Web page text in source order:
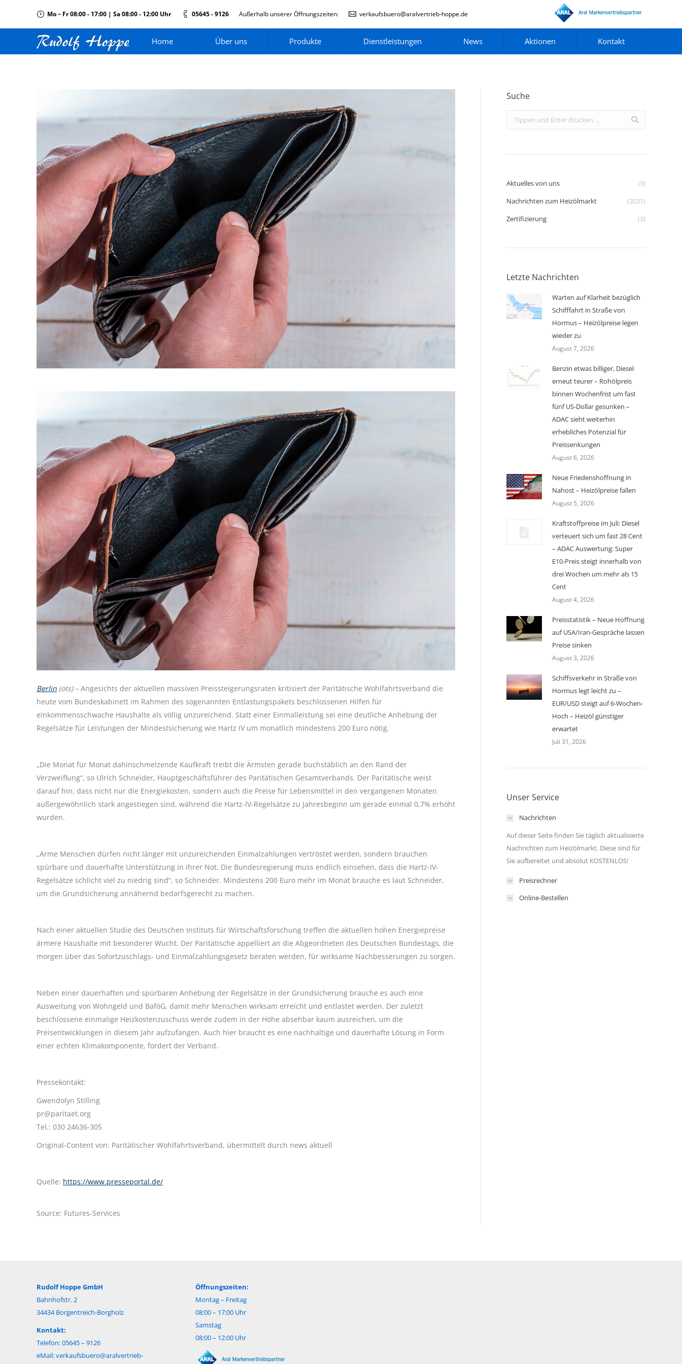
Mo – Fr 08:00 - 17:00 | Sa 08:00 - 12:00 Uhr 05645 - 9126 Außerhalb unserer Öffnungszeiten: verkaufsbuero@aralvertrieb-hoppe.de
Home Über uns Produkte Dienstleistungen News Aktionen Kontakt
Berlin (ots) –Angesichts der aktuellen massiven Preissteigerungsraten kritisiert der Paritätische Wohlfahrtsverband die
heute vom Bundeskabinett im Rahmen des sogenannten Entlastungspakets beschlossenen Hilfen für
einkommensschwache Haushalte als völlig unzureichend. Statt einer Einmalleistung sei eine deutliche Anhebung der
Regelsätze für Leistungen der Mindestsicherung wie Hartz IV um monatlich mindestens 200 Euro nötig.
„Die Monat für Monat dahinschmelzende Kaufkraft treibt die Ärmsten gerade buchstäblich an den Rand der
Verzweiflung“, so Ulrich Schneider, Hauptgeschäftsführer des Paritätischen Gesamtverbands. Der Paritätische weist
darauf hin, dass nicht nur die Energiekosten, sondern auch die Preise für Lebensmittel in den vergangenen Monaten
außergewöhnlich stark angestiegen sind, während die Hartz-IV-Regelsätze zu Jahresbeginn um gerade einmal 0,7% erhöht
wurden.
„Arme Menschen dürfen nicht länger mit unzureichenden Einmalzahlungen vertröstet werden, sondern brauchen
spürbare und dauerhafte Unterstützung in ihrer Not. Die Bundesregierung muss endlich einsehen, dass die Hartz-IV-
Regelsätze schlicht viel zu niedrig sind“, so Schneider. Mindestens 200 Euro mehr im Monat brauche es laut Schneider,
um die Grundsicherung annähernd bedarfsgerecht zu machen.
Nach einer aktuellen Studie des Deutschen Instituts für Wirtschaftsforschung treffen die aktuellen hohen Energiepreise
ärmere Haushalte mit besonderer Wucht. Der Paritätische appelliert an die Abgeordneten des Deutschen Bundestags, die
morgen über das Sofortzuschlags- und Einmalzahlungsgesetz beraten werden, für wirksame Nachbesserungen zu sorgen.
Neben einer dauerhaften und spürbaren Anhebung der Regelsätze in der Grundsicherung brauche es auch eine
Ausweitung von Wohngeld und BaföG, damit mehr Menschen wirksam erreicht und entlastet werden. Der zuletzt
beschlossene einmalige Heizkostenzuschuss werde zudem in der Höhe absehbar kaum ausreichen, um die
Preisentwicklungen in diesem Jahr aufzufangen. Auch hier braucht es eine nachhaltige und dauerhafte Lösung in Form
einer echten Klimakomponente, fordert der Verband.
Pressekontakt:
Gwendolyn Stilling
pr@paritaet.org
Tel.: 030 24636-305
Original-Content von: Paritätischer Wohlfahrtsverband, übermittelt durch news aktuell
Quelle: https://www.presseportal.de/
Source: Futures-Services
Suche
Search:
Aktuelles von uns
(3)
Nachrichten zum Heizölmarkt
(2031)
Zertifizierung
(3)
Letzte Nachrichten
Warten auf Klarheit bezüglich
Schifffahrt in Straße von
Hormus – Heizölpreise legen
wieder zu
August 7, 2026
Benzin etwas billiger, Diesel
erneut teurer – Rohölpreis
binnen Wochenfrist um fast
fünf US-Dollar gesunken –
ADAC sieht weiterhin
erhebliches Potenzial für
Preissenkungen
August 6, 2026
Neue Friedenshoffnung in
Nahost – Heizölpreise fallen
August 5, 2026
Kraftstoffpreise im Juli: Diesel
verteuert sich um fast 28 Cent
– ADAC Auswertung: Super
E10-Preis steigt innerhalb von
drei Wochen um mehr als 15
Cent
August 4, 2026
Preisstatistik – Neue Hoffnung
auf USA/Iran-Gespräche lassen
Preise sinken
August 3, 2026
Schiffsverkehr in Straße von
Hormus legt leicht zu –
EUR/USD steigt auf 6-Wochen-
Hoch – Heizöl günstiger
erwartet
Juli 31, 2026
Unser Service
Nachrichten
Auf dieser Seite finden Sie täglich aktualisierte
Nachrichten zum Heizölmarkt. Diese sind für
Sie aufbereitet und absolut KOSTENLOS!
Preisrechner
Online-Bestellen
Rudolf Hoppe GmbH
Bahnhofstr. 2
34434 Borgentreich-Borgholz
Kontakt:
Telefon: 05645 – 9126
eMail:verkaufsbuero@aralvertrieb-
Öffnungszeiten:
Montag – Freitag
08:00 – 17:00 Uhr
Samstag
08:00 – 12:00 Uhr